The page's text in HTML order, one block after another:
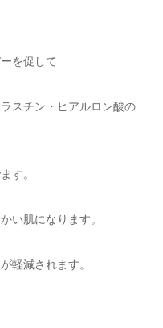
を促して
スチン・ヒアルロン酸の
す。
肌になります。
軽減されます。